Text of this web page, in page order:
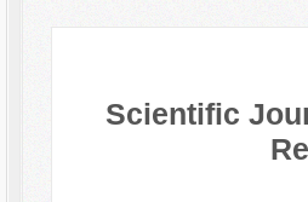
Scientific